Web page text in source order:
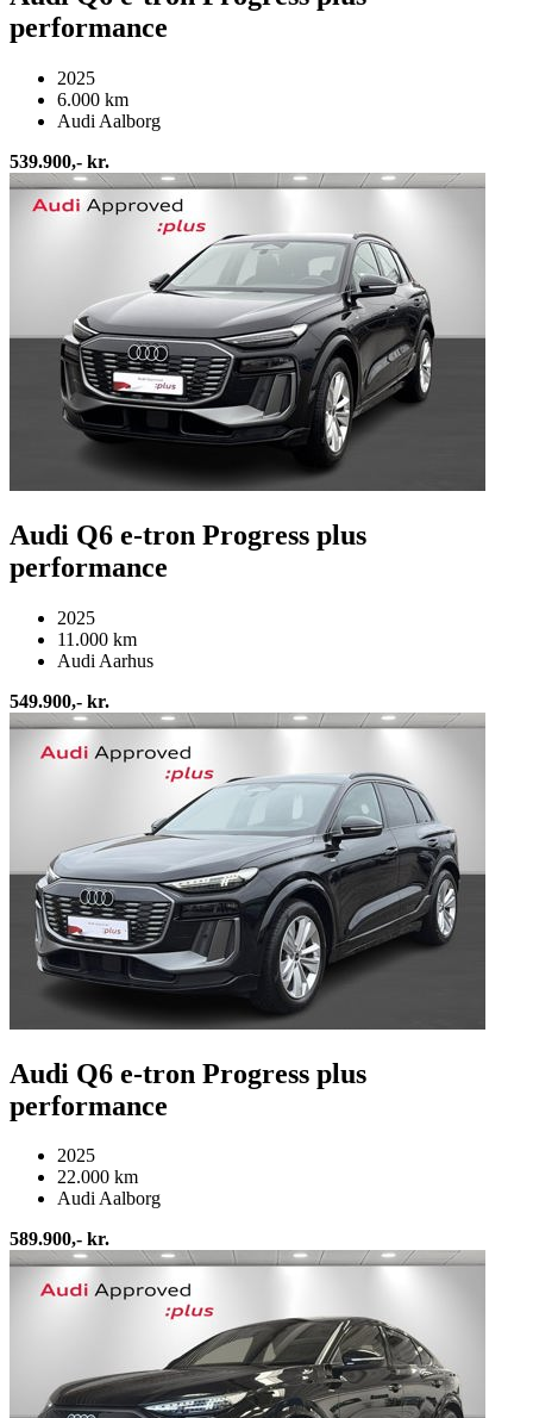
performance
2025
6.000 km
Audi Aalborg
539.900,- kr.
Audi Q6 e-tron Progress plus
performance
2025
11.000 km
Audi Aarhus
549.900,- kr.
Audi Q6 e-tron Progress plus
performance
2025
22.000 km
Audi Aalborg
589.900,- kr.